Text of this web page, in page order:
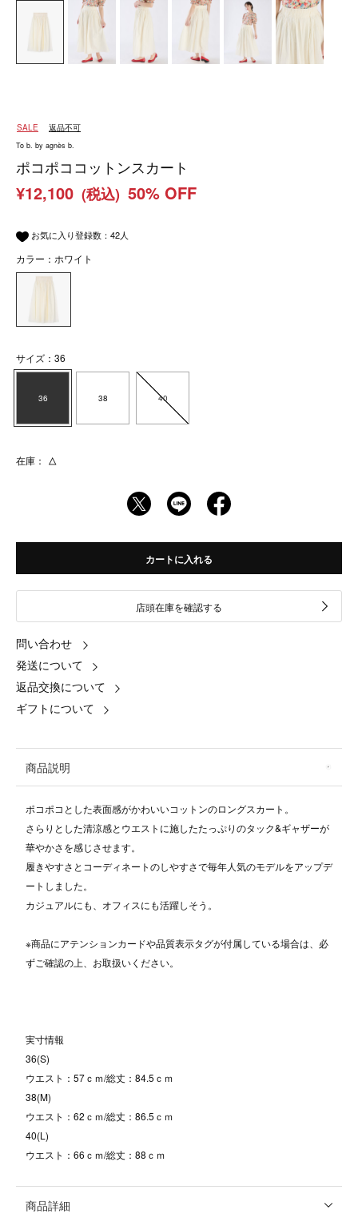
SALE 返品不可
To b. by agnès b.
ポコポココットンスカート
¥12,100 (税込) 50% OFF
お気に入り登録数： 42人
カラー：ホワイト
サイズ：36
36 38 40
在庫： △
カートに入れる
店頭在庫を確認する
問い合わせ
発送について
返品交換について
ギフトについて
商品説明
ポコポコとした表面感がかわいいコットンのロングスカート。
さらりとした清涼感とウエストに施したたっぷりのタック&ギャザーが
華やかさを感じさせます。
履きやすさとコーディネートのしやすさで毎年人気のモデルをアップデ
ートしました。
カジュアルにも、オフィスにも活躍しそう。
※商品にアテンションカードや品質表示タグが付属している場合は、必
ずご確認の上、お取扱いください。
実寸情報
36(S)
ウエスト：57ｃｍ/総丈：84.5ｃｍ
38(M)
ウエスト：62ｃｍ/総丈：86.5ｃｍ
40(L)
ウエスト：66ｃｍ/総丈：88ｃｍ
商品詳細